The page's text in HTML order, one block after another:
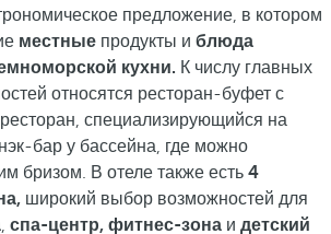
предложение, в котором
местные продукты и блюда
кухни. К числу главных
относятся ресторан-буфет с
ресторан, специализирующийся на
бар у бассейна, где можно
бризом. В отеле также есть 4
широкий выбор возможностей для
, спа-центр, фитнес-зона и детский